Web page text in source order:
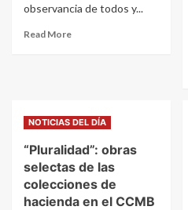
observancia de todos y...
Read More
NOTICIAS DEL DÍA
“Pluralidad”: obras
selectas de las
colecciones de
hacienda en el CCMB